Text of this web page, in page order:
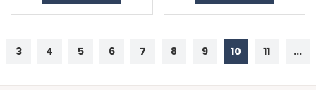
3 4 5 6 7 8 9 10 11 ...